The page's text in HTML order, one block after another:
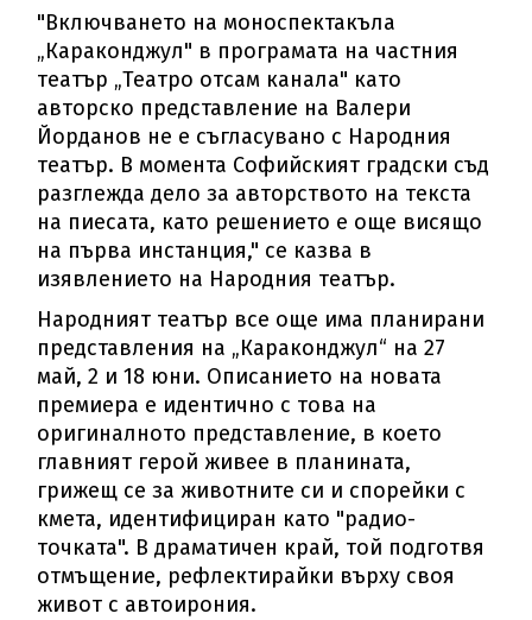
"Включването на моноспектакъла
„Караконджул" в програмата на частния
театър „Театро отсам канала" като
авторско представление на Валери
Йорданов не е съгласувано с Народния
театър. В момента Софийският градски съд
разглежда дело за авторството на текста
на пиесата, като решението е още висящо
на първа инстанция," се казва в
изявлението на Народния театър.
Народният театър все още има планирани
представления на „Караконджул“ на 27
май, 2 и 18 юни. Описанието на новата
премиера е идентично с това на
оригиналното представление, в което
главният герой живее в планината,
грижещ се за животните си и спорейки с
кмета, идентифициран като "радио-
точката". В драматичен край, той подготвя
отмъщение, рефлектирайки върху своя
живот с автоирония.